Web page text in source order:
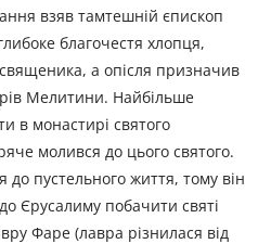
взяв тамтешній єпископ
благочестя хлопця,
а опісля призначив
Мелитини. Найбільше
в монастирі святого
молився до цього святого.
пустельного життя, тому він
Єрусалиму побачити святі
Фаре (лавра різнилася від